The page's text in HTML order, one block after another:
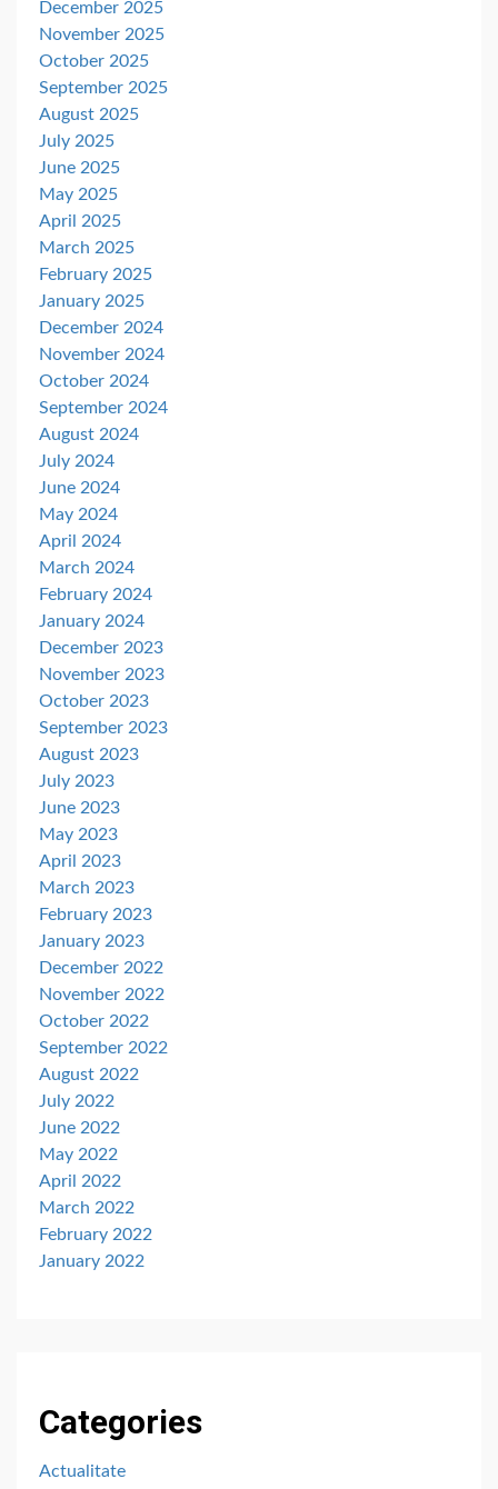
December 2025
November 2025
October 2025
September 2025
August 2025
July 2025
June 2025
May 2025
April 2025
March 2025
February 2025
January 2025
December 2024
November 2024
October 2024
September 2024
August 2024
July 2024
June 2024
May 2024
April 2024
March 2024
February 2024
January 2024
December 2023
November 2023
October 2023
September 2023
August 2023
July 2023
June 2023
May 2023
April 2023
March 2023
February 2023
January 2023
December 2022
November 2022
October 2022
September 2022
August 2022
July 2022
June 2022
May 2022
April 2022
March 2022
February 2022
January 2022
Categories
Actualitate